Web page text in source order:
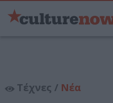
Τέχνες / Νέα